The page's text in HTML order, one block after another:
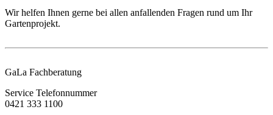
Wir helfen Ihnen gerne bei allen anfallenden Fragen rund um Ihr
Gartenprojekt.
GaLa Fachberatung
Service Telefonnummer
0421 333 1100